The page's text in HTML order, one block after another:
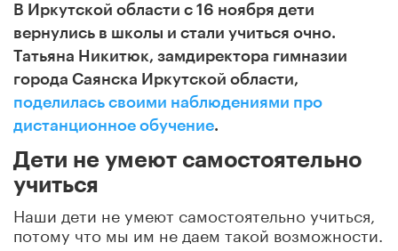
В Иркутской области с 16 ноября дети
вернулись в школы и стали учиться очно.
Татьяна Никитюк, замдиректора гимназии
города Саянска Иркутской области,
поделилась своими наблюдениями про
дистанционное обучение.
Дети не умеют самостоятельно
учиться
Наши дети не умеют самостоятельно учиться,
потому что мы им не даем такой возможности.